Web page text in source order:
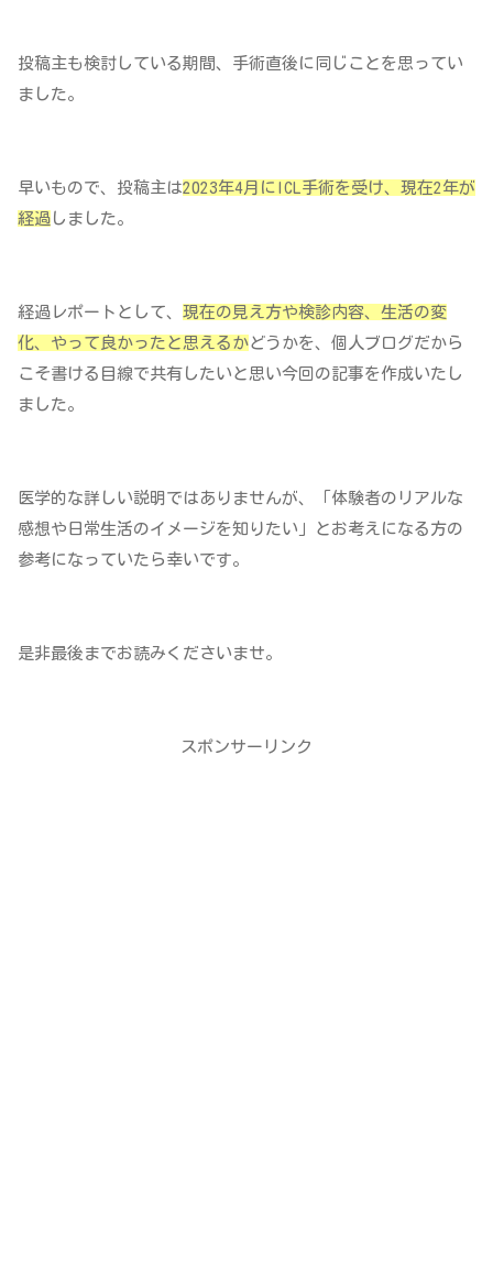
投稿主も検討している期間、手術直後に同じことを思ってい
ました。
早いもので、投稿主は2023年4月にICL手術を受け、現在2年が
経過 しました。
経過レポートとして、 現在の見え方や検診内容、生活の変
化、やって良かったと思えるかどうかを、個人ブログだから
こそ書ける目線で共有したいと思い今回の記事を作成いたし
ました。
医学的な詳しい説明ではありませんが、「体験者のリアルな
感想や日常生活のイメージを知りたい」とお考えになる方の
参考になっていたら幸いです。
是非最後までお読みくださいませ。
スポンサーリンク